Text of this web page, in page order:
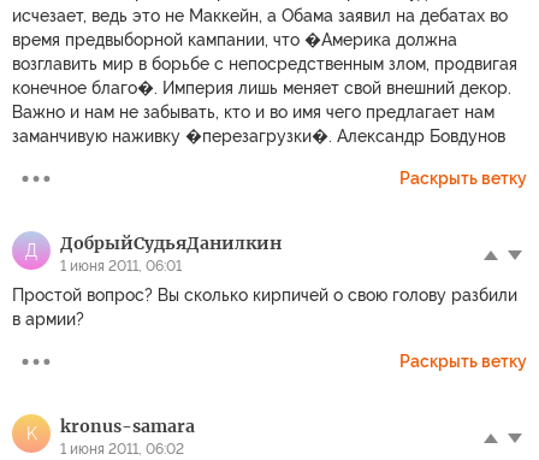
Раскрыть ветку
Д ДобрыйСудьяДанилкин
1 июня 2011, 06:01
Простой вопрос? Вы сколько кирпичей о свою голову разбили
в армии?
Раскрыть ветку
K kronus-samara
1 июня 2011, 06:02